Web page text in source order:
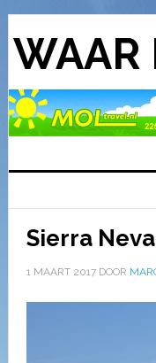
WAAR
Sierra
1 MAART 2017DOOR